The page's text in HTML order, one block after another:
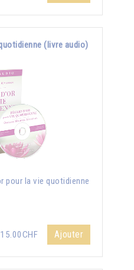
(livre audio)
pour la vie quotidienne
15.00CHF Ajouter